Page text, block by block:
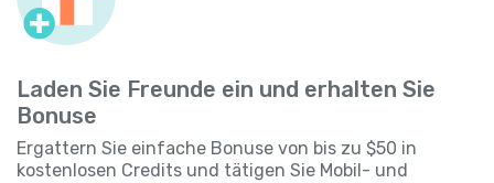
Laden Sie Freunde ein und erhalten Sie
Bonuse
Ergattern Sie einfache Bonuse von bis zu $50 in
kostenlosen Credits und tätigen Sie Mobil- und